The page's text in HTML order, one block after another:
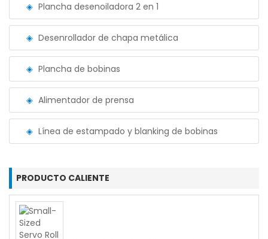
Plancha desenoiladora 2 en 1
Desenrollador de chapa metálica
Plancha de bobinas
Alimentador de prensa
Línea de estampado y blanking de bobinas
PRODUCTO CALIENTE